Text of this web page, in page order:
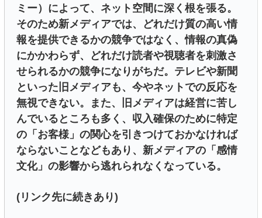
ミー）によって、ネット空間に深く根を張る。
そのため新メディアでは、どれだけ質の高い情
報を提供できるかの競争ではなく、情報の真偽
にかかわらず、どれだけ読者や視聴者を刺激さ
せられるかの競争になりがちだ。テレビや新聞
といった旧メディアも、今やネットでの反応を
無視できない。また、旧メディアは経営に苦し
んでいるところも多く、収入確保のために特定
の「お客様」の関心を引きつけておかなければ
ならないことなどもあり、新メディアの「感情
文化」の影響から逃れられなくなっている。
(リンク先に続きあり)